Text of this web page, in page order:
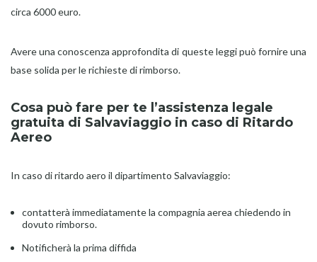
circa 6000 euro.
Avere una conoscenza approfondita di queste leggi può fornire una
base solida per le richieste di rimborso.
Cosa può fare per te l’assistenza legale
gratuita di Salvaviaggio in caso di Ritardo
Aereo
In caso di ritardo aero il dipartimento Salvaviaggio:
contatterà immediatamente la compagnia aerea chiedendo in
dovuto rimborso.
Notificherà la prima diffida